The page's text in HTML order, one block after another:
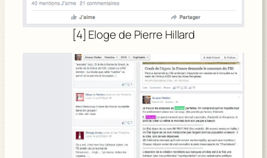
[4] Eloge de Pierre Hillard